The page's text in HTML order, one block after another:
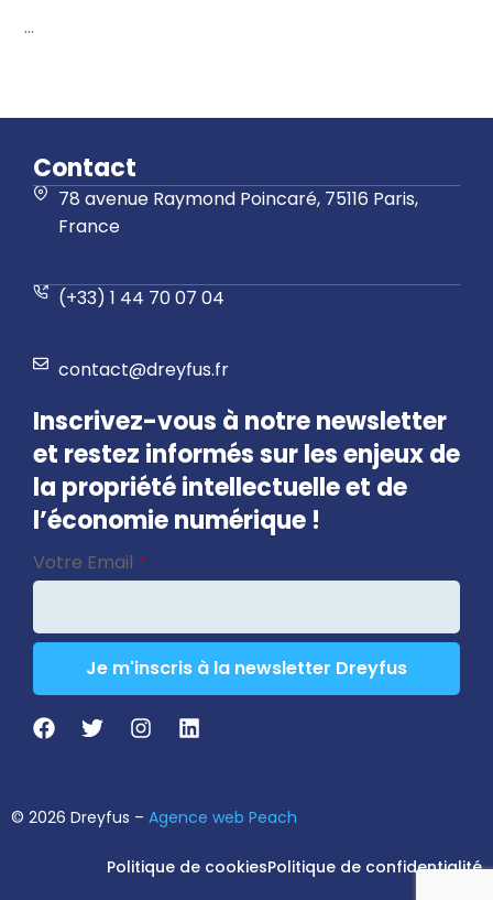
...
Contact
78 avenue Raymond Poincaré, 75116 Paris,
France
(+33) 1 44 70 07 04
contact@dreyfus.fr
Inscrivez-vous à notre newsletter
et restez informés sur les enjeux de
la propriété intellectuelle et de
l’économie numérique !
Email
Address *
Votre Email *
Je m'inscris à la newsletter Dreyfus
© 2026 Dreyfus – Agence web Peach
Politique de cookiesPolitique de confidentialité